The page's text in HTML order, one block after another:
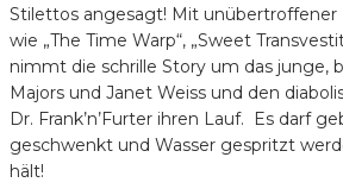
Stilettos angesagt! Mit unübertroffener
wie „The Time Warp“, „Sweet
nimmt die schrille Story um das junge,
Majors und Janet Weiss und den
Dr. Frank’n’Furter ihren Lauf. Es darf
geschwenkt und Wasser gespritzt
hält!